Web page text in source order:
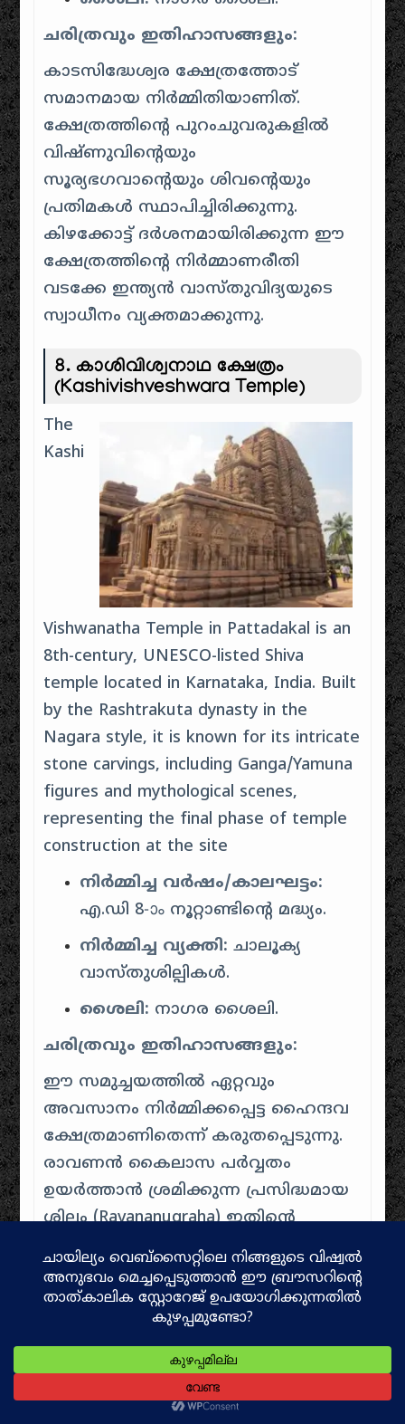
ചരിത്രവും ഇതിഹാസങ്ങളും:
കാടസിദ്ധേശ്വര ക്ഷേത്രത്തോട്
സമാനമായ നിർമ്മിതിയാണിത്.
ക്ഷേത്രത്തിന്റെ പുറംചുവരുകളിൽ
വിഷ്ണുവിന്റെയും
സൂര്യഭഗവാന്റെയും ശിവന്റെയും
പ്രതിമകൾ സ്ഥാപിച്ചിരിക്കുന്നു.
കിഴക്കോട്ട് ദർശനമായിരിക്കുന്ന ഈ
ക്ഷേത്രത്തിന്റെ നിർമ്മാണരീതി
വടക്കേ ഇന്ത്യൻ വാസ്തുവിദ്യയുടെ
സ്വാധീനം വ്യക്തമാക്കുന്നു.
8.കാശിവിശ്വനാഥ ക്ഷേത്രം
(Kashivishveshwara Temple)
The
Kashi
Vishwanatha Temple in Pattadakal is an
8th-century, UNESCO-listed Shiva
temple located in Karnataka, India. Built
by the Rashtrakuta dynasty in the
Nagara style, it is known for its intricate
stone carvings, including Ganga/Yamuna
figures and mythological scenes,
representing the final phase of temple
construction at the site
നിർമ്മിച്ച വർഷം/കാലഘട്ടം:
എ.ഡി 8-ാം നൂറ്റാണ്ടിന്റെ മദ്ധ്യം.
നിർമ്മിച്ച വ്യക്തി: ചാലൂക്യ
വാസ്തുശില്പികൾ.
ശൈലി: നാഗര ശൈലി.
ചരിത്രവും ഇതിഹാസങ്ങളും:
ഈ സമുച്ചയത്തിൽ ഏറ്റവും
അവസാനം നിർമ്മിക്കപ്പെട്ട ഹൈന്ദവ
ക്ഷേത്രമാണിതെന്ന് കരുതപ്പെടുന്നു.
രാവണൻ കൈലാസ പർവ്വതം
ഉയർത്താൻ ശ്രമിക്കുന്ന പ്രസിദ്ധമായ
ശില്പം (Ravananugraha) ഇതിന്റെ
ചുവരുകളിൽ അതിമനോഹരമായി
ചിത്രീകരിച്ചിരിക്കുന്നു.
ഗർഭഗൃഹത്തിലേക്കുള്ള വാതിലിൽ
ഗംഗയുടെയും യമുനയുടെയും
സ്ത്രീരൂപങ്ങൾ കൊത്തിവച്ചിട്ടുണ്ട്.
9.ചന്ദ്രശേഖര ക്ഷേത്രം